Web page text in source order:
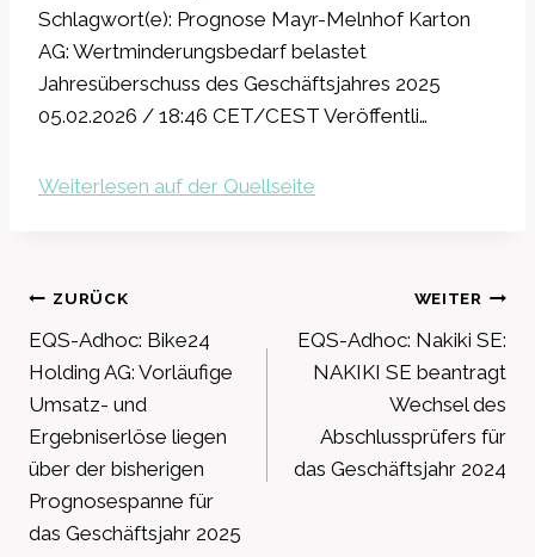
Schlagwort(e): Prognose Mayr-Melnhof Karton
AG: Wertminderungsbedarf belastet
Jahresüberschuss des Geschäftsjahres 2025
05.02.2026 / 18:46 CET/CEST Veröffentli…
Weiterlesen auf der Quellseite
Beitragsnavigation
ZURÜCK
EQS-Adhoc: Bike24
Holding AG: Vorläufige
Umsatz- und
Ergebniserlöse liegen
über der bisherigen
Prognosespanne für
das Geschäftsjahr 2025
WEITER
EQS-Adhoc: Nakiki SE:
NAKIKI SE beantragt
Wechsel des
Abschlussprüfers für
das Geschäftsjahr 2024